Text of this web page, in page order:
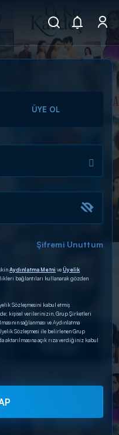
ÜYE OL
Şifremi Unuttum
Aydınlatma Metni veÜyelik
bağlantıları kullanarak gözden
Sözleşmesini kabul etmiş
kişisel verilerinizin, Grup Şirketleri
sağlanması ve Aydınlatma
Sözleşmesi ile belirlenen Grup
aktarılmasına açık rıza verdiğiniz kabul